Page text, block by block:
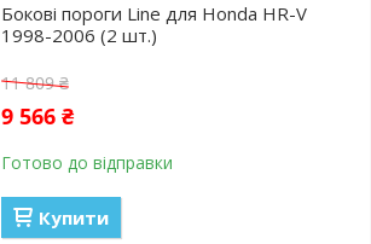
Бокові пороги Line для Honda HR-V
1998-2006 (2 шт.)
11 809 ₴
9 566 ₴
Готово до відправки
Купити